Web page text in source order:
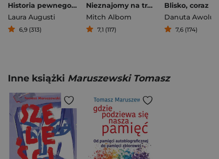
Historia pewnego kota
Laura Augusti
6,9 (313)
Nieznajomy na tratwie
Mitch Albom
7,1 (117)
Blisko, coraz
Danuta Awolusi
7,6 (174)
Inne książki Maruszewski Tomasz